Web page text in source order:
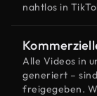
nahtlos in
Alle Videos in
generiert –
freigegeben.